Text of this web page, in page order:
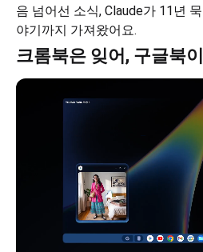
음 넘어선 소식, Claude가 11년
야기까지 가져왔어요.
크롬북은 잊어, 구글북